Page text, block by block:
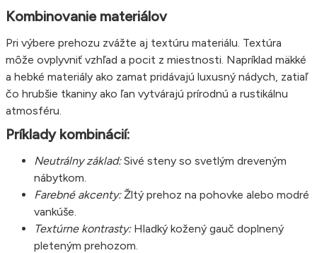
Kombinovanie materiálov
Pri výbere prehozu zvážte aj textúru materiálu. Textúra
môže ovplyvniť vzhľad a pocit z miestnosti. Napríklad mäkké
a hebké materiály ako zamat pridávajú luxusný nádych, zatiaľ
čo hrubšie tkaniny ako ľan vytvárajú prírodnú a rustikálnu
atmosféru.
Príklady kombinácií:
Neutrálny základ:Sivé steny so svetlým dreveným
nábytkom.
Farebné akcenty:Žltý prehoz na pohovke alebo modré
vankúše.
Textúrne kontrasty:Hladký kožený gauč doplnený
pleteným prehozom.